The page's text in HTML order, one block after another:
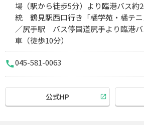
場（駅から徒歩5分）より臨港バス
統 鶴見駅西口行き「橘学苑・橘テ
／尻手駅 バス停国道尻手より臨港
車（徒歩10分）
045-581-0063
公式HP